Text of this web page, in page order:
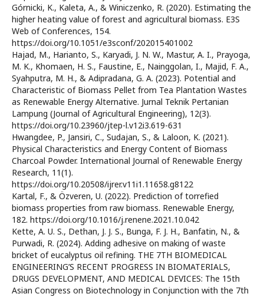
Górnicki, K., Kaleta, A., & Winiczenko, R. (2020). Estimating the
higher heating value of forest and agricultural biomass. E3S
Web of Conferences, 154.
https://doi.org/10.1051/e3sconf/202015401002
Hajad, M., Harianto, S., Karyadi, J. N. W., Mastur, A. I., Prayoga,
M. K., Khomaen, H. S., Faustine, E., Nainggolan, I., Majid, F. A.,
Syahputra, M. H., & Adipradana, G. A. (2023). Potential and
Characteristic of Biomass Pellet from Tea Plantation Wastes
as Renewable Energy Alternative. Jurnal Teknik Pertanian
Lampung (Journal of Agricultural Engineering), 12(3).
https://doi.org/10.23960/jtep-l.v12i3.619-631
Hwangdee, P., Jansiri, C., Sudajan, S., & Laloon, K. (2021).
Physical Characteristics and Energy Content of Biomass
Charcoal Powder. International Journal of Renewable Energy
Research, 11(1).
https://doi.org/10.20508/ijrer.v11i1.11658.g8122
Kartal, F., & Özveren, U. (2022). Prediction of torrefied
biomass properties from raw biomass. Renewable Energy,
182. https://doi.org/10.1016/j.renene.2021.10.042
Kette, A. U. S., Dethan, J. J. S., Bunga, F. J. H., Banfatin, N., &
Purwadi, R. (2024). Adding adhesive on making of waste
bricket of eucalyptus oil refining. THE 7TH BIOMEDICAL
ENGINEERING’S RECENT PROGRESS IN BIOMATERIALS,
DRUGS DEVELOPMENT, AND MEDICAL DEVICES: The 15th
Asian Congress on Biotechnology in Conjunction with the 7th